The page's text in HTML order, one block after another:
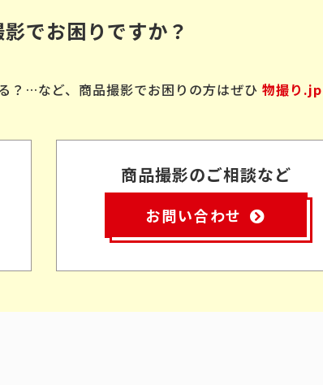
でお困りですか？
？…など、商品撮影でお困りの方はぜひ 物撮り.jp
商品撮影のご相談など
お問い合わせ